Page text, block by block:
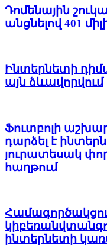
Դոմենային
անցնելով 401
Ինտերնետի
այն ձևավորվում
Ֆուտբոլի
դարձել է
յուրատեսակ
հաղթում
ինտերնետի